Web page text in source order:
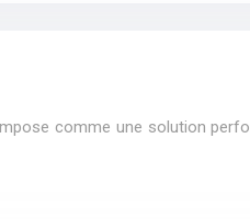
comme une solution